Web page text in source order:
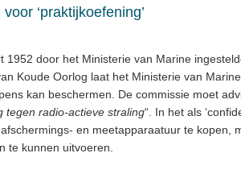
‘praktijkoefening’
1952 door het Ministerie van Marine
Koude Oorlog laat het Ministerie van
kan beschermen. De commissie moet
tegen radio-actieve straling“. In het als
en meetapparaatuur te kopen,
te kunnen uitvoeren.